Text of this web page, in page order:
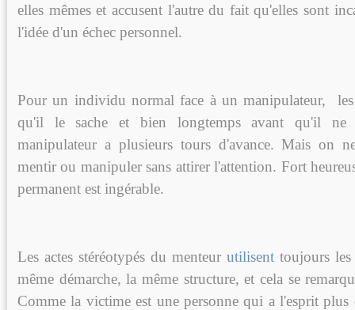
elles mêmes et accusent l'autre du fait qu'elles sont
l'idée d'un échec personnel.
Pour un individu normal face à un manipulateur, les
qu'il le sache et bien longtemps avant qu'il ne
manipulateur a plusieurs tours d'avance. Mais on
mentir ou manipuler sans attirer l'attention. Fort
permanent est ingérable.
Les actes stéréotypés du menteur utilisent toujours
même démarche, la même structure, et cela se
Comme la victime est une personne qui a l'esprit